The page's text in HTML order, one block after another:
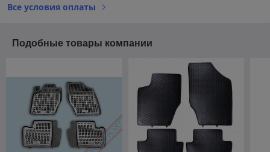
Все условия оплаты
Подобные товары компании